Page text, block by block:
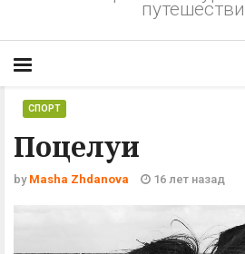
Поцелуи
CПОРТ
by Masha Zhdanova 16 лет назад